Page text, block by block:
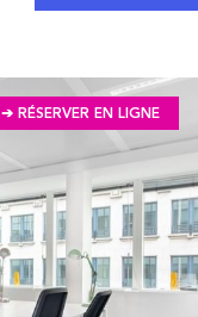
➔ RÉSERVER EN LIGNE